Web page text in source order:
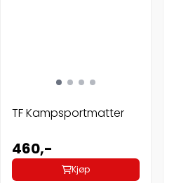
TF Kampsportmatter
460,-
Kjøp